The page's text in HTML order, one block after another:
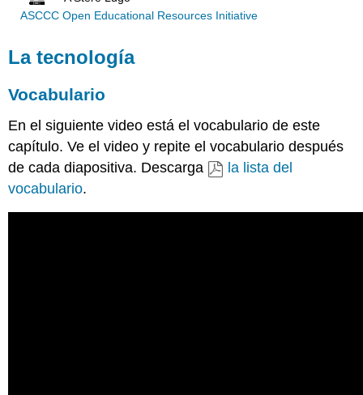
ASCCC Open Educational Resources Initiative
La tecnología
Vocabulario
En el siguiente video está el vocabulario de este
capítulo. Ve el video y repite el vocabulario después
de cada diapositiva. Descarga
la lista del
vocabulario.